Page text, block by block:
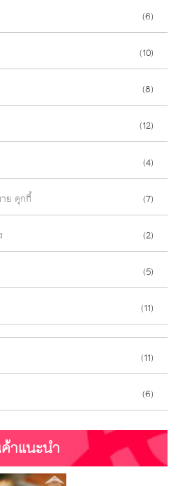
(6)
(10)
(8)
(12)
(4)
ย คุกกี้ (7)
(2)
(5)
(11)
(11)
(6)
าแนะนำ